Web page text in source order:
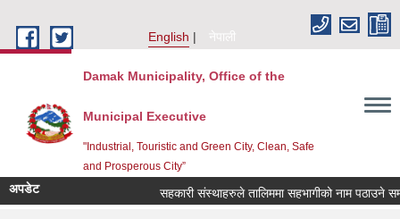
English
नेपाली
Damak Municipality, Office of the
Municipal Executive
"Industrial, Touristic and Green City, Clean, Safe
and Prosperous City”
अपडेट सहकारी संस्थाहरुले तालिममा सहभागीको नाम पठाउने